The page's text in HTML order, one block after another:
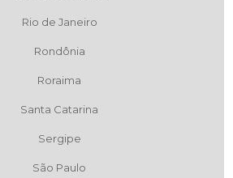
Rio de Janeiro
Rondônia
Roraima
Santa Catarina
Sergipe
São Paulo